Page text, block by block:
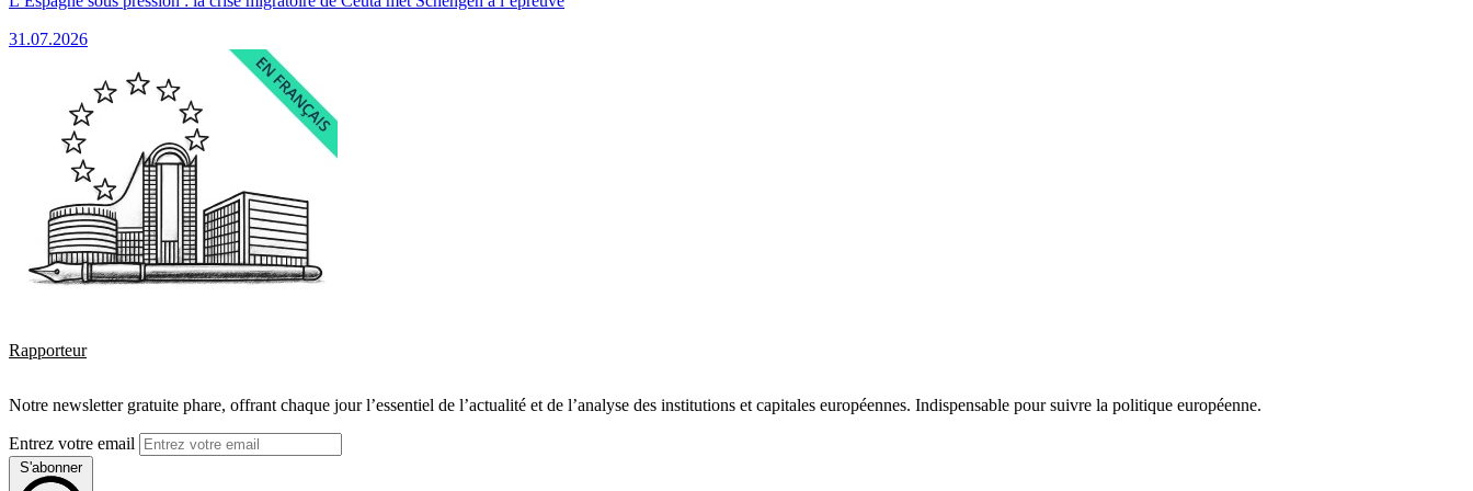
31.07.2026
Rapporteur
Notre newsletter gratuite phare, offrant chaque jour l’essentiel de l’actualité et de l’analyse des institutions et capitales européennes. Indispensable pour suivre la politique européenne.
Entrez votre email
S'abonner